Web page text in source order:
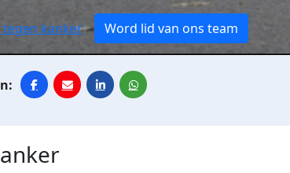
tegen kanker Word lid van ons team